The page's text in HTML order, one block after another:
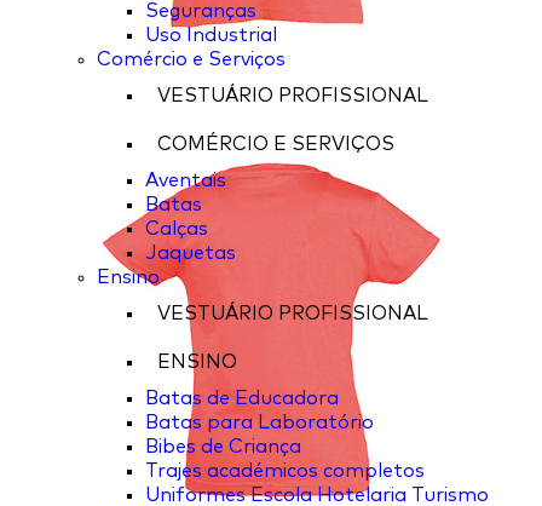
Seguranças
Uso Industrial
Comércio e Serviços
VESTUÁRIO PROFISSIONAL
COMÉRCIO E SERVIÇOS
Aventais
Batas
Calças
Jaquetas
Ensino
VESTUÁRIO PROFISSIONAL
ENSINO
Batas de Educadora
Batas para Laboratório
Bibes de Criança
Trajes académicos completos
Uniformes Escola Hotelaria Turismo